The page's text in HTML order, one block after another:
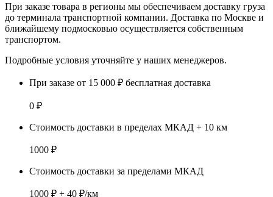
При заказе товара в регионы мы обеспечиваем доставку груза
до терминала транспортной компании. Доставка по Москве и
ближайшему подмосковью осуществляется собственным
транспортом.
Подробные условия уточняйте у наших менеджеров.
При заказе от 15 000 ₽ бесплатная доставка
0 ₽
Стоимость доставки в пределах МКАД + 10 км
1000 ₽
Стоимость доставки за пределами МКАД
1000 ₽ + 40 ₽/км